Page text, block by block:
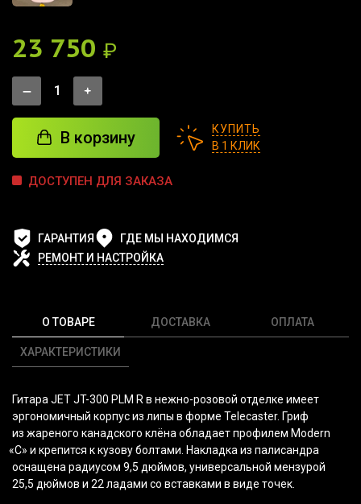
23 750 ₽
В корзину
КУПИТЬ
В 1 КЛИК
ДОСТУПЕН ДЛЯ ЗАКАЗА
ГАРАНТИЯ
ГДЕ МЫ НАХОДИМСЯ
РЕМОНТ И НАСТРОЙКА
О ТОВАРЕ
ХАРАКТЕРИСТИКИ
ДОСТАВКА ОПЛАТА
Гитара JET JT-300 PLM R в нежно-розовой отделке имеет
эргономичный корпус из липы в форме Telecaster. Гриф
из жареного канадского клёна обладает профилем Modern
«C» и крепится к кузову болтами. Накладка из палисандра
оснащена радиусом 9,5 дюймов, универсальной мензурой
25,5 дюймов и 22 ладами со вставками в виде точек.